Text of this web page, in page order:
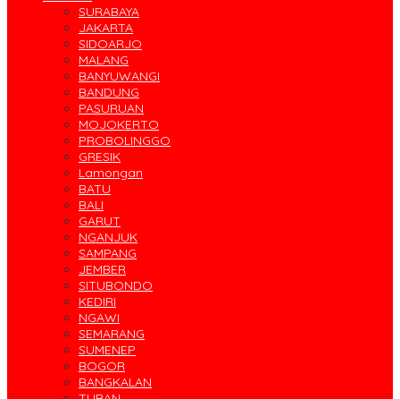
SURABAYA
JAKARTA
SIDOARJO
MALANG
BANYUWANGI
BANDUNG
PASURUAN
MOJOKERTO
PROBOLINGGO
GRESIK
Lamongan
BATU
BALI
GARUT
NGANJUK
SAMPANG
JEMBER
SITUBONDO
KEDIRI
NGAWI
SEMARANG
SUMENEP
BOGOR
BANGKALAN